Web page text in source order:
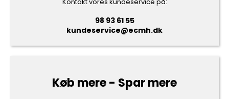
98 93 61 55
kundeservice@ecmh.dk
Køb mere - Spar mere